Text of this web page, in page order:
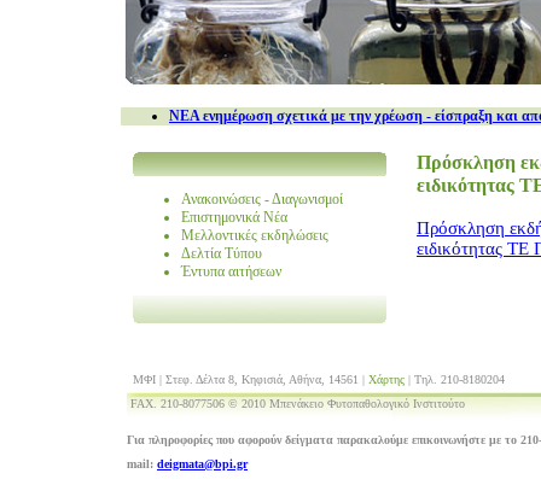
NEA ενημέρωση σχετικά με την χρέωση - είσπραξη και
Ανακοινώσεις - Διαγωνισμοί
Επιστημονικά Νέα
Μελλοντικές εκδηλώσεις
Δελτία Τύπου
Έντυπα αιτήσεων
Πρόσκληση
ειδικότητας
Πρόσκληση
ειδικότητας ΤΕ
ΜΦΙ | Στεφ. Δέλτα 8, Κηφισιά, Αθήνα, 14561 | Χάρτης | Τηλ. 210-8180204
FAX. 210-8077506 © 2010 Μπενάκειο Φυτοπαθολογικό Ινστιτούτο
Για πληροφορίες που αφορούν δείγματα παρακαλούμε επικοινωνήστε με το
mail: deigmata@bpi.gr